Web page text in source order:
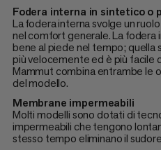
Fodera interna in sintetico o
La fodera interna svolge un
nel comfort generale. La fodera
bene al piede nel tempo; quella
più velocemente ed è più facile
Mammut combina entrambe le
del modello.
Membrane impermeabili
Molti modelli sono dotati di
impermeabili che tengono
stesso tempo eliminano il